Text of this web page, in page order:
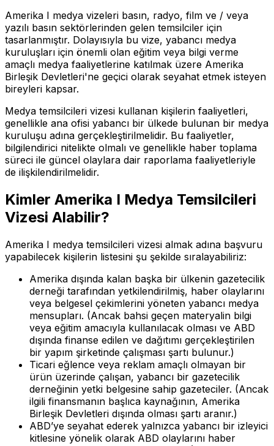
Amerika I medya vizeleri basın, radyo, film ve / veya
yazılı basın sektörlerinden gelen temsilciler için
tasarlanmıştır. Dolayısıyla bu vize, yabancı medya
kuruluşları için önemli olan eğitim veya bilgi verme
amaçlı medya faaliyetlerine katılmak üzere Amerika
Birleşik Devletleri'ne geçici olarak seyahat etmek isteyen
bireyleri kapsar.
Medya temsilcileri vizesi kullanan kişilerin faaliyetleri,
genellikle ana ofisi yabancı bir ülkede bulunan bir medya
kuruluşu adına gerçekleştirilmelidir. Bu faaliyetler,
bilgilendirici nitelikte olmalı ve genellikle haber toplama
süreci ile güncel olaylara dair raporlama faaliyetleriyle
de ilişkilendirilmelidir.
Kimler Amerika I Medya Temsilcileri
Vizesi Alabilir?
Amerika I medya temsilcileri vizesi almak adına başvuru
yapabilecek kişilerin listesini şu şekilde sıralayabiliriz:
Amerika dışında kalan başka bir ülkenin gazetecilik
derneği tarafından yetkilendirilmiş, haber olaylarını
veya belgesel çekimlerini yöneten yabancı medya
mensupları. (Ancak bahsi geçen materyalin bilgi
veya eğitim amacıyla kullanılacak olması ve ABD
dışında finanse edilen ve dağıtımı gerçekleştirilen
bir yapım şirketinde çalışması şartı bulunur.)
Ticari eğlence veya reklam amaçlı olmayan bir
ürün üzerinde çalışan, yabancı bir gazetecilik
derneğinin yetki belgesine sahip gazeteciler. (Ancak
ilgili finansmanın başlıca kaynağının, Amerika
Birleşik Devletleri dışında olması şartı aranır.)
ABD’ye seyahat ederek yalnızca yabancı bir izleyici
kitlesine yönelik olarak ABD olaylarını haber